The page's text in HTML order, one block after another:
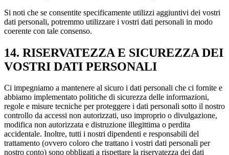
Si noti che se consentite specificamente utilizzi aggiuntivi dei vostri
dati personali, potremmo utilizzare i vostri dati personali in modo
coerente con tale consenso.
14. RISERVATEZZA E SICUREZZA DEI
VOSTRI DATI PERSONALI
Ci impegniamo a mantenere al sicuro i dati personali che ci fornite e
abbiamo implementato politiche di sicurezza delle informazioni,
regole e misure tecniche per proteggere i dati personali sotto il nostro
controllo da accessi non autorizzati, uso improprio o divulgazione,
modifica non autorizzata e distruzione illegittima o perdita
accidentale. Inoltre, tutti i nostri dipendenti e responsabili del
trattamento (ovvero coloro che trattano i vostri dati personali per
nostro conto) sono obbligati a rispettare la riservatezza dei dati